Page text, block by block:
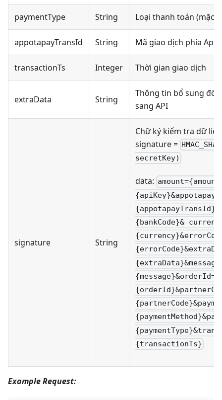
paymentType String Loại thanh toán (mặc
appotapayTransId String Mã giao dịch phía
transactionTs Integer Thời gian giao dịch
extraData String
Thông tin bổ sung đối
sang API
signature String
Chữ ký kiểm tra dữ liệu
signature =
secretKey)
data:
{bankCode}&
{message}&orderId=
{transactionTs}
Example Request: